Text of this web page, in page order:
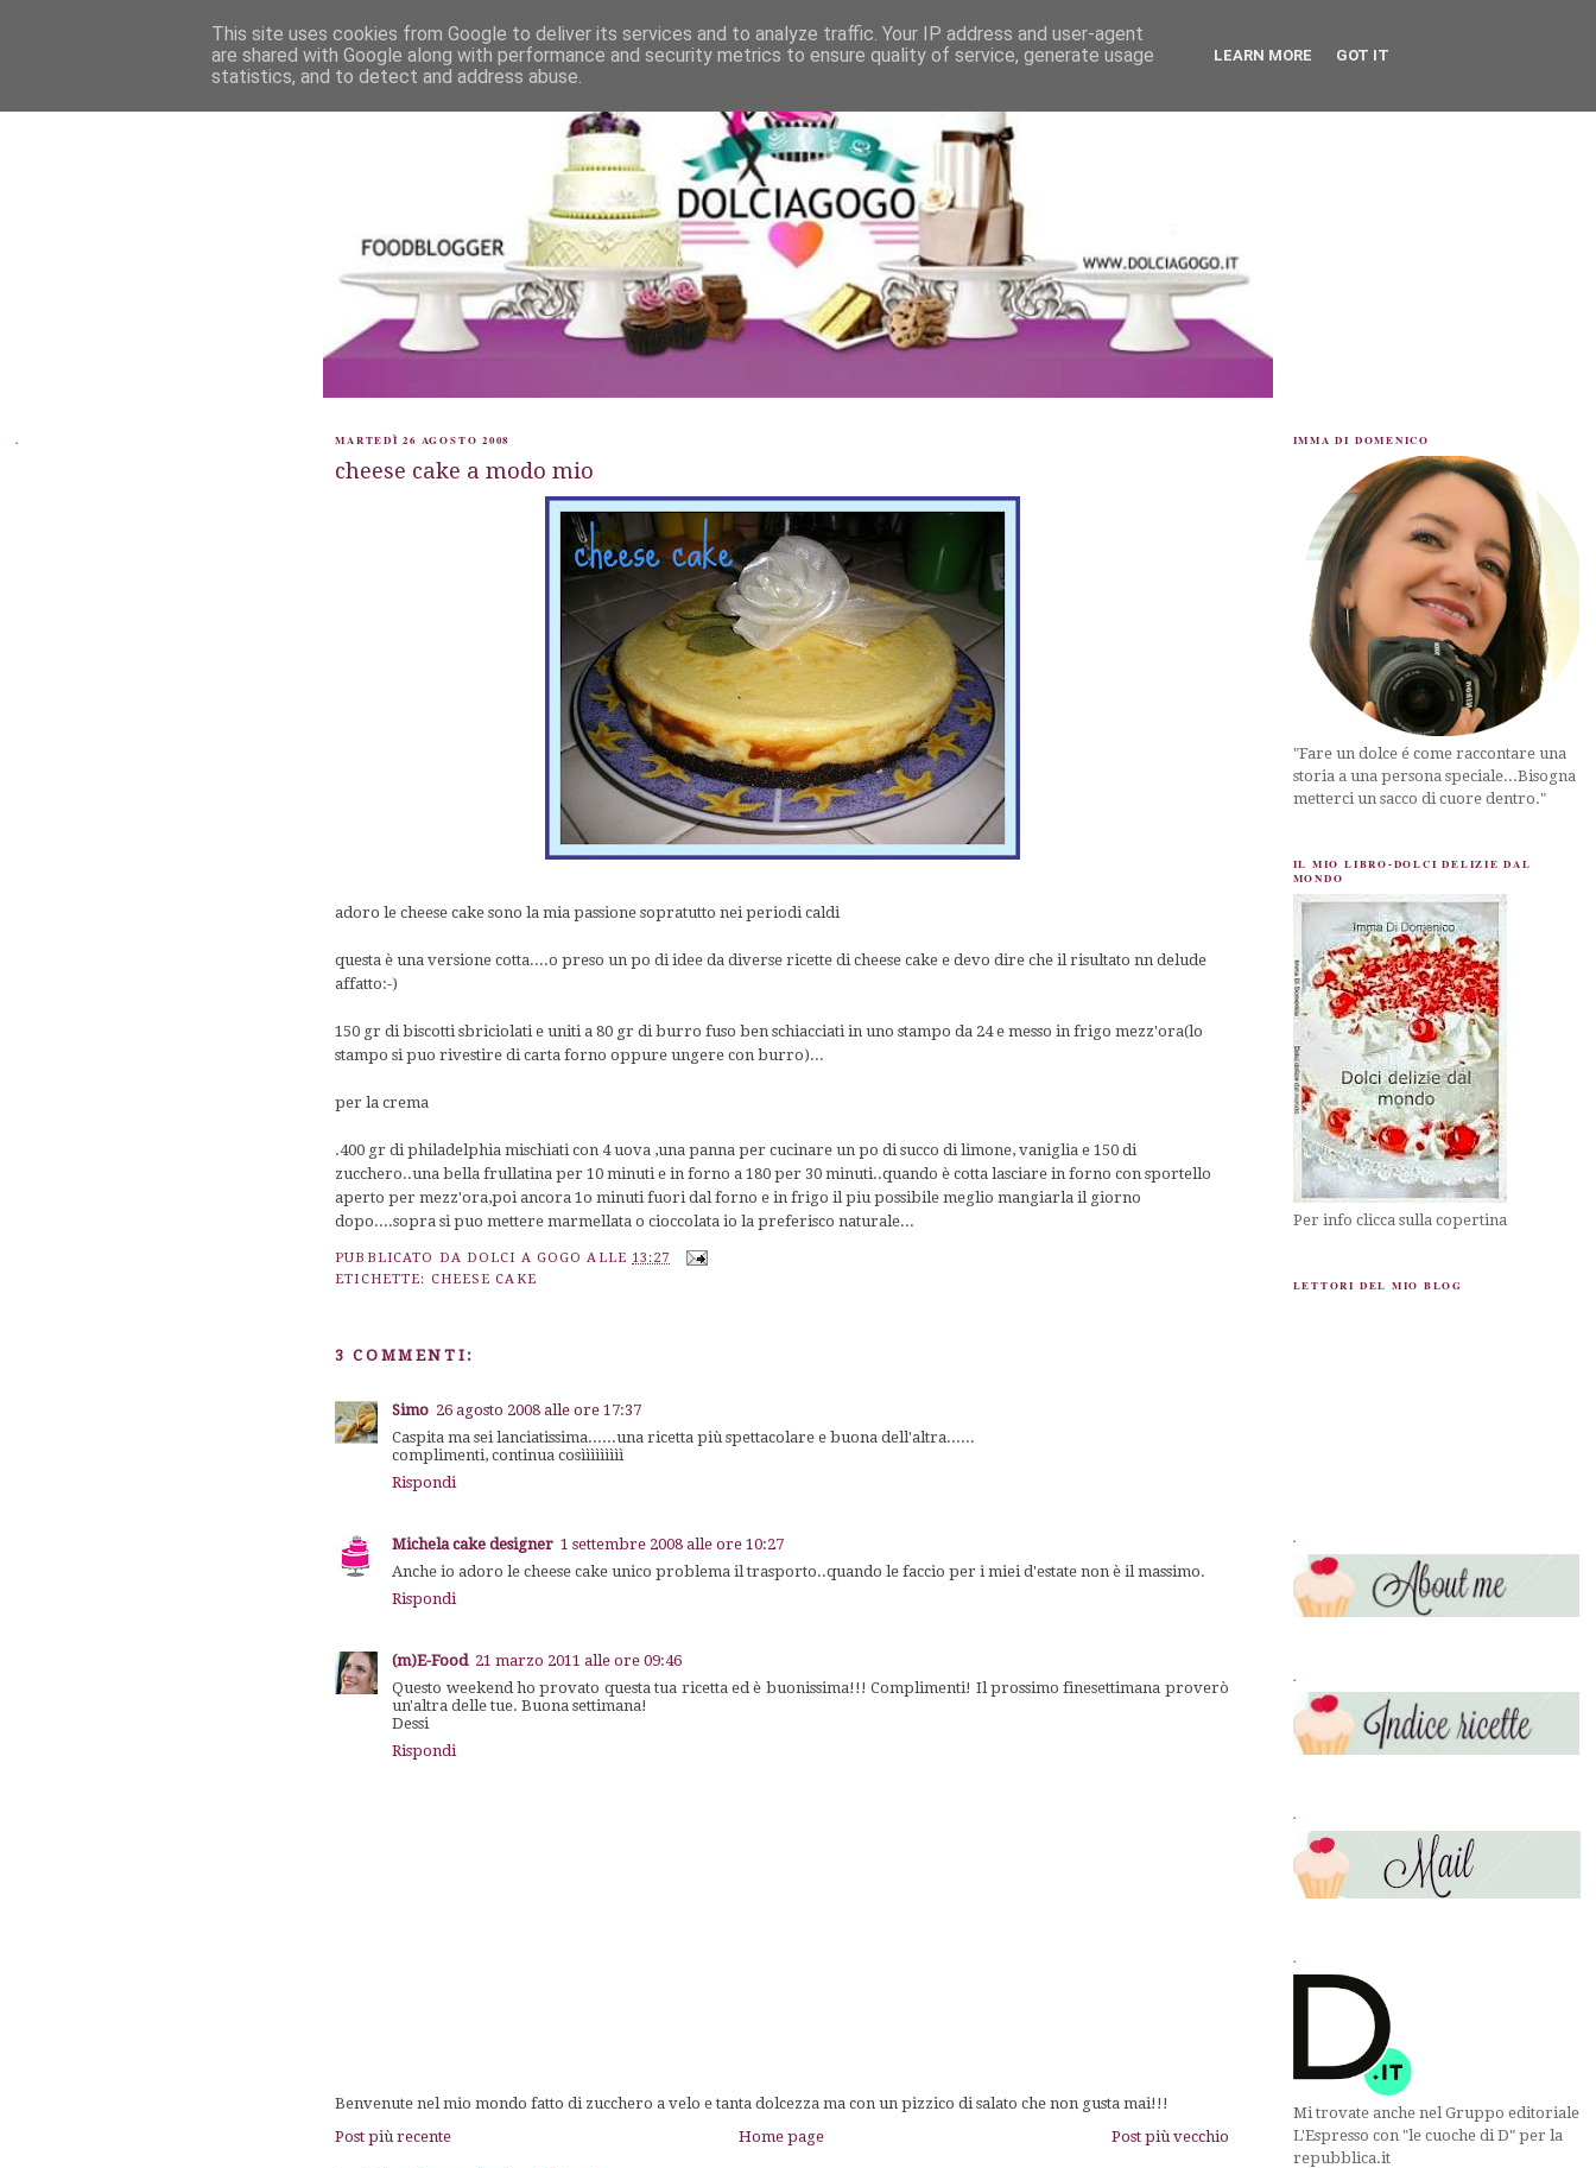
. MARTEDÌ 26 AGOSTO 2008
cheese cake a modo mio
adoro le cheese cake sono la mia passione sopratutto nei periodi caldi
questa è una versione cotta....o preso un po di idee da diverse ricette di cheese cake e devo dire che il risultato nn delude
affatto:-)
150 gr di biscotti sbriciolati e uniti a 80 gr di burro fuso ben schiacciati in uno stampo da 24 e messo in frigo mezz'ora(lo
stampo si puo rivestire di carta forno oppure ungere con burro)...
per la crema
.400 gr di philadelphia mischiati con 4 uova ,una panna per cucinare un po di succo di limone, vaniglia e 150 di
zucchero..una bella frullatina per 10 minuti e in forno a 180 per 30 minuti..quando è cotta lasciare in forno con sportello
aperto per mezz'ora,poi ancora 1o minuti fuori dal forno e in frigo il piu possibile meglio mangiarla il giorno
dopo....sopra si puo mettere marmellata o cioccolata io la preferisco naturale...
PUBBLICATO DA DOLCI A GOGO ALLE 13:27
ETICHETTE: CHEESE CAKE
3 COMMENTI:
Simo 26 agosto 2008 alle ore 17:37
Caspita ma sei lanciatissima......una ricetta più spettacolare e buona dell'altra......
complimenti, continua cosììììììììì
Rispondi
Michela cake designer 1 settembre 2008 alle ore 10:27
Anche io adoro le cheese cake unico problema il trasporto..quando le faccio per i miei d'estate non è il massimo.
Rispondi
(m)E-Food 21 marzo 2011 alle ore 09:46
Questo weekend ho provato questa tua ricetta ed è buonissima!!! Complimenti! Il prossimo finesettimana proverò
un'altra delle tue. Buona settimana!
Dessi
Rispondi
Benvenute nel mio mondo fatto di zucchero a velo e tanta dolcezza ma con un pizzico di salato che non gusta mai!!!
Post più recente
Post più vecchio
Home page
IMMA DI DOMENICO
"Fare un dolce é come raccontare una
storia a una persona speciale...Bisogna
metterci un sacco di cuore dentro."
IL MIO LIBRO-DOLCI DELIZIE DAL
MONDO
Per info clicca sulla copertina
LETTORI DEL MIO BLOG
.
.
.
.
Mi trovate anche nel Gruppo editoriale
L'Espresso con "le cuoche di D" per la
repubblica.it
This site uses cookies from Google to deliver its services and to analyze traffic. Your IP address and user-agent
are shared with Google along with performance and security metrics to ensure quality of service, generate usage
statistics, and to detect and address abuse.
LEARN MORE GOT IT